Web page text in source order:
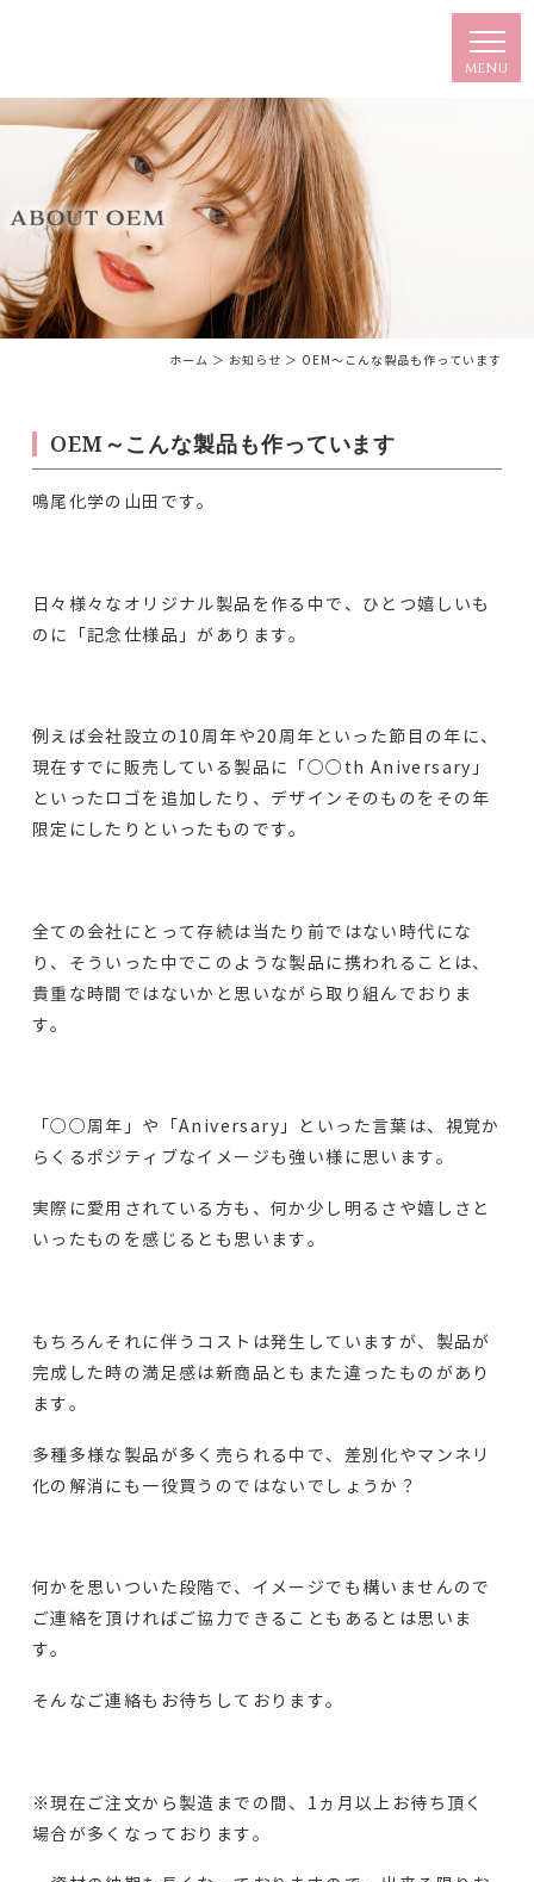
ホーム ＞ お知らせ ＞ OEM～こんな製品も作っています
OEM～こんな製品も作っています
鳴尾化学の山田です。
日々様々なオリジナル製品を作る中で、ひとつ嬉しいも
のに「記念仕様品」があります。
例えば会社設立の10周年や20周年といった節目の年に、
現在すでに販売している製品に「○○th Aniversary」
といったロゴを追加したり、デザインそのものをその年
限定にしたりといったものです。
全ての会社にとって存続は当たり前ではない時代にな
り、そういった中でこのような製品に携われることは、
貴重な時間ではないかと思いながら取り組んでおりま
す。
「○○周年」や「Aniversary」といった言葉は、視覚か
らくるポジティブなイメージも強い様に思います。
実際に愛用されている方も、何か少し明るさや嬉しさと
いったものを感じるとも思います。
もちろんそれに伴うコストは発生していますが、製品が
完成した時の満足感は新商品ともまた違ったものがあり
ます。
多種多様な製品が多く売られる中で、差別化やマンネリ
化の解消にも一役買うのではないでしょうか？
何かを思いついた段階で、イメージでも構いませんので
ご連絡を頂ければご協力できることもあるとは思いま
す。
そんなご連絡もお待ちしております。
※現在ご注文から製造までの間、1ヵ月以上お待ち頂く
場合が多くなっております。